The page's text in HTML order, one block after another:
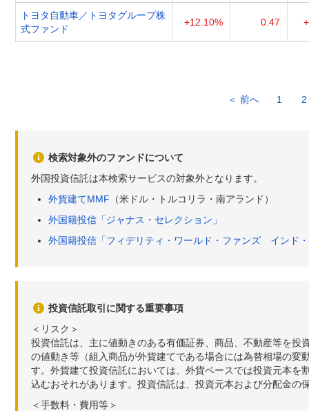
トヨタ自動車／トヨタグループ株
式ファンド
+12.10% 0.47
＜ 前へ 1 2
検索対象外のファンドについて
外国投資信託は本検索サービスの対象外となります。
外貨建てMMF （米ドル・トルコリラ・南アランド）
外国籍投信「ジャナス・セレクション」
外国籍投信「フィデリティ・ワールド・ファンズ インド
投資信託取引に関する重要事項
＜リスク＞
投資信託は、主に値動きのある有価証券、商品、不動産等を
の値動き等（組入商品が外貨建てである場合には為替相場の
す。外貨建て投資信託においては、外貨ベースでは投資元本
込むおそれがあります。投資信託は、投資元本および分配金の
＜手数料・費用等＞